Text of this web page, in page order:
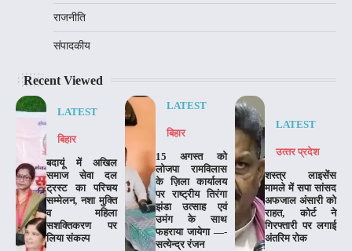
राजनीति
संपादकीय
Recent Viewed
LATEST
बिहार
बदायूं में अखिल
समाज सेवा दल
ट्रस्ट का परिचय
सम्मेलन, नशा मुक्ति
व महिला
सशक्तिकरण पर
लिया संकल्प
LATEST
बिहार
15 अगस्त को
लोजपा रामविलास
के ज़िला कार्यालय
पर राष्ट्रीय तिरंगा
झंडा उत्साह एवं
उमंग के साथ
फहराया जायेगा —-
सत्येन्द्र रंजन
LATEST
उत्‍तर प्रदेश
शस्त्र लाइसेंस
मामले में सपा सांसद
अफजाल अंसारी को
राहत, कोर्ट ने
गिरफ्तारी पर लगाई
अंतरिम रोक